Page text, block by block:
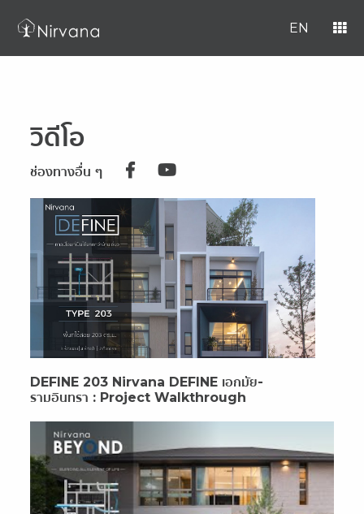
EN
วิดีโอ
ช่องทางอื่น ๆ
DEFINE 203 Nirvana DEFINE เอกมัย-
รามอินทรา : Project Walkthrough